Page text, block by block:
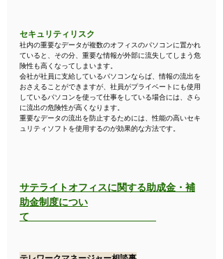
セキュリティリスク
社内の重要なデータが複数のオフィスのパソコンに置かれ
ていると、その分、重要な情報が外部に流失してしまう危
険性も高くなってしまいます。
会社が社員に支給しているパソコンならば、情報の流出を
おさえることができますが、社員がプライベートにも使用
しているパソコンを使って仕事をしている場合には、さら
に流出の危険性が高くなります。
重要なデータの流出を防止するためには、性能の高いセキ
ュリティソフトを使用するのが効果的な方法です。
サテライトオフィスに関する助成金・補
助金制度につい
て